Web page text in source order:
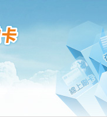
高雄大樂購物中心
新竹遠東巨城購物
115/08/26)
臺北三創生活 有